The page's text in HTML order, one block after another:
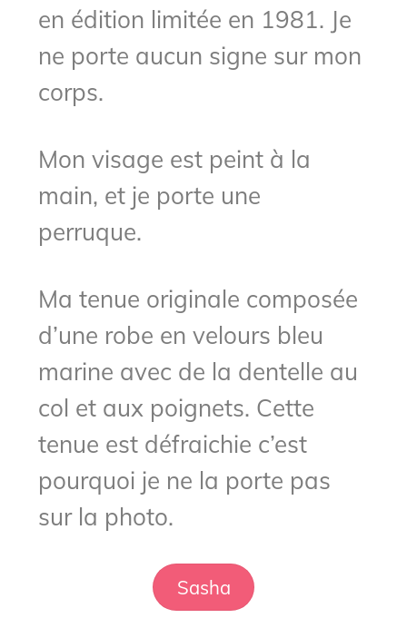
en édition limitée en 1981. Je
ne porte aucun signe sur mon
corps.
Mon visage est peint à la
main, et je porte une
perruque.
Ma tenue originale composée
d’une robe en velours bleu
marine avec de la dentelle au
col et aux poignets. Cette
tenue est défraichie c’est
pourquoi je ne la porte pas
sur la photo.
Sasha